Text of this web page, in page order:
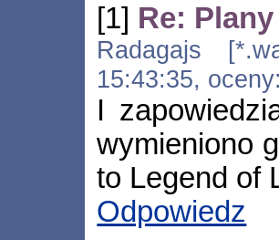
[1] Re:
Radagajs
15:43:35, oceny:
I
wymieniono
to Legend of
Odpowiedz